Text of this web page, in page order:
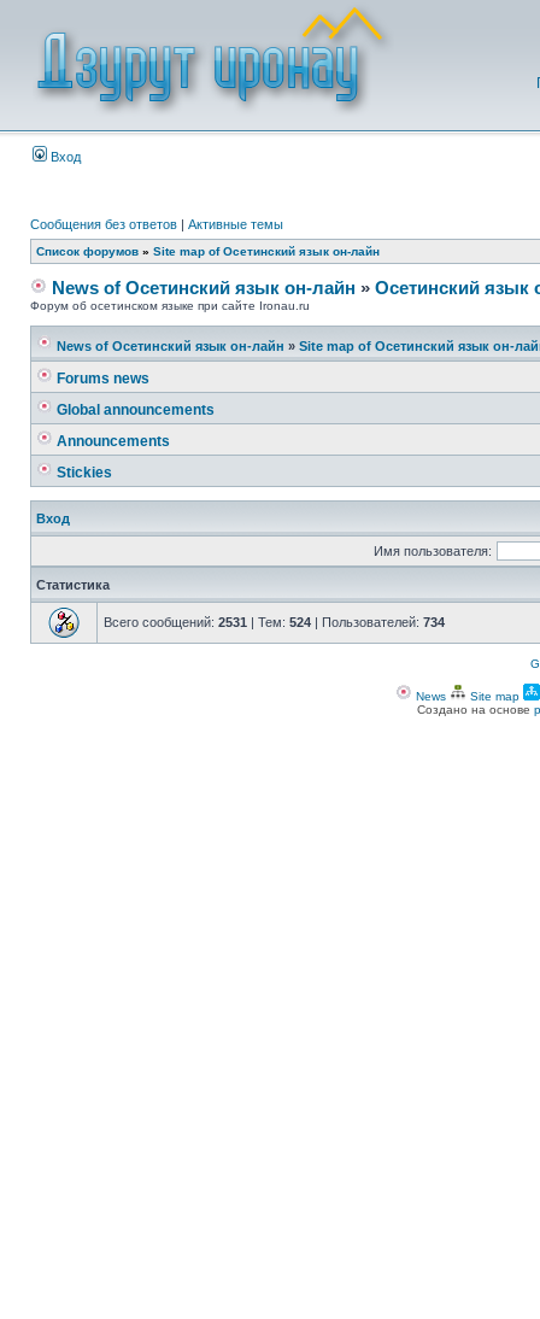
Вход
Сообщения без ответов | Активные темы
Список форумов » Site map of Осетинский язык он-лайн
News of Осетинский язык он-лайн » Осетинский язык
Форум об осетинском языке при сайте Ironau.ru
News of Осетинский язык он-лайн » Site map of Осетинский язык он-
Forums news
Global announcements
Announcements
Stickies
Вход
Имя пользователя:
Статистика
Всего сообщений: 2531 | Тем: 524 | Пользователей: 734
News Site map
Создано на основе